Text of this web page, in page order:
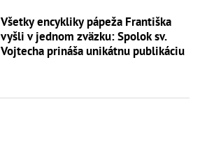
Všetky encykliky pápeža Františka
vyšli v jednom zväzku: Spolok sv.
Vojtecha prináša unikátnu publikáciu